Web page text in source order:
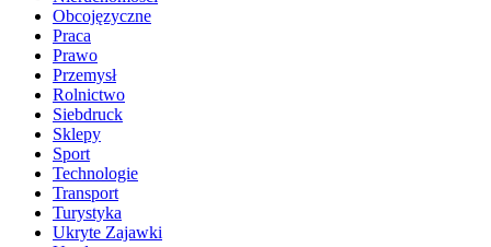
Obcojęzyczne
Praca
Prawo
Przemysł
Rolnictwo
Siebdruck
Sklepy
Sport
Technologie
Transport
Turystyka
Ukryte Zajawki